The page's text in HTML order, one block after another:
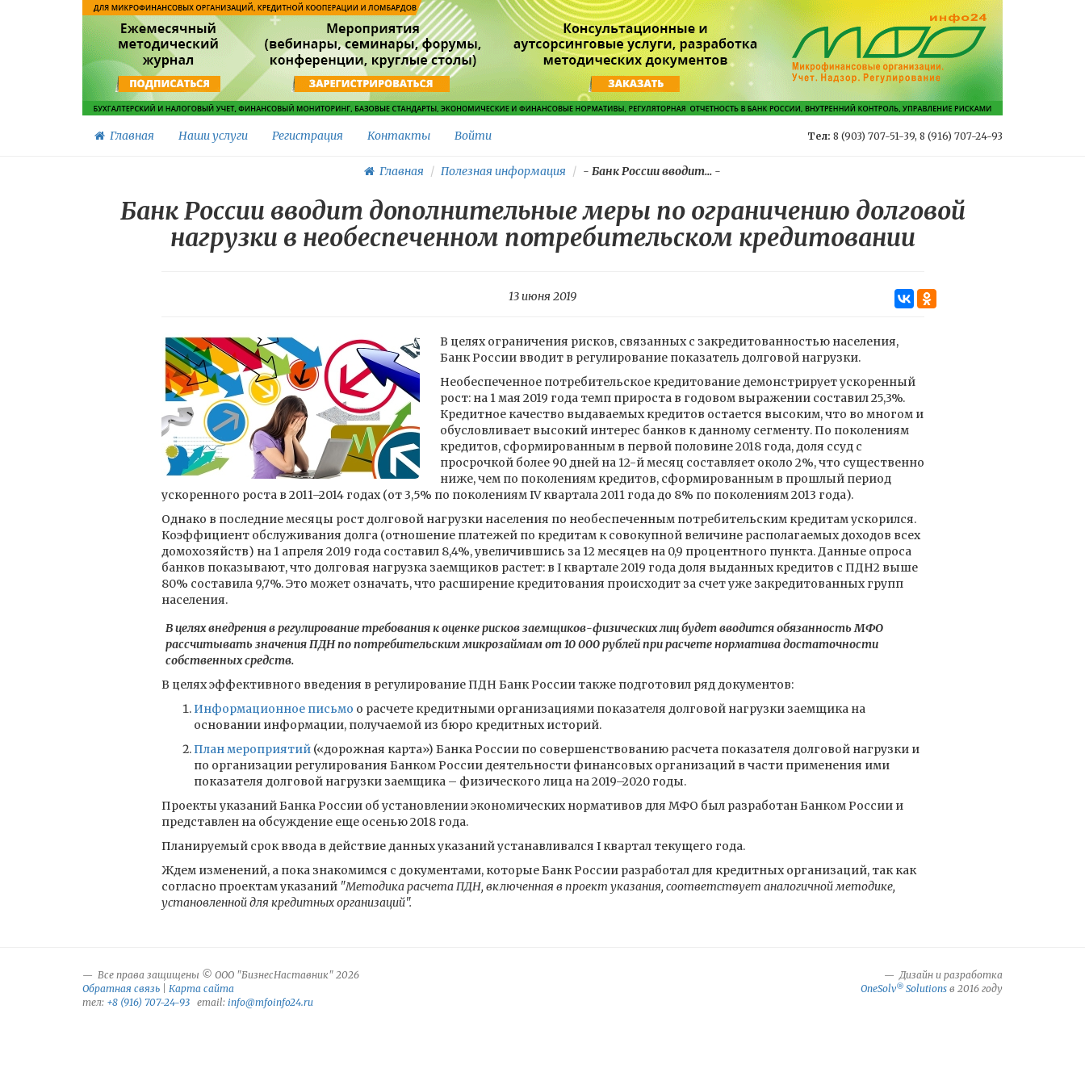
Главная Наши услуги Регистрация Контакты Войти Тел: 8 (903) 707-51-39, 8 (916) 707-24-93
Главная Полезная информация - Банк России вводит... -
Банк России вводит дополнительные меры по ограничению долговой
нагрузки в необеспеченном потребительском кредитовании
13 июня 2019
В целях ограничения рисков, связанных с закредитованностью населения,
Банк России вводит в регулирование показатель долговой нагрузки.
Необеспеченное потребительское кредитование демонстрирует ускоренный
рост: на 1 мая 2019 года темп прироста в годовом выражении составил 25,3%.
Кредитное качество выдаваемых кредитов остается высоким, что во многом и
обусловливает высокий интерес банков к данному сегменту. По поколениям
кредитов, сформированным в первой половине 2018 года, доля ссуд с
просрочкой более 90 дней на 12-й месяц составляет около 2%, что существенно
ниже, чем по поколениям кредитов, сформированным в прошлый период
ускоренного роста в 2011–2014 годах (от 3,5% по поколениям IV квартала 2011 года до 8% по поколениям 2013 года).
Однако в последние месяцы рост долговой нагрузки населения по необеспеченным потребительским кредитам ускорился.
Коэффициент обслуживания долга (отношение платежей по кредитам к совокупной величине располагаемых доходов всех
домохозяйств) на 1 апреля 2019 года составил 8,4%, увеличившись за 12 месяцев на 0,9 процентного пункта. Данные опроса
банков показывают, что долговая нагрузка заемщиков растет: в I квартале 2019 года доля выданных кредитов с ПДН2 выше
80% составила 9,7%. Это может означать, что расширение кредитования происходит за счет уже закредитованных групп
населения.
В целях внедрения в регулирование требования к оценке рисков заемщиков-физических лиц будет вводится обязанность МФО
рассчитывать значения ПДН по потребительским микрозаймам от 10 000 рублей при расчете норматива достаточности
собственных средств.
В целях эффективного введения в регулирование ПДН Банк России также подготовил ряд документов:
Информационное письмо о расчете кредитными организациями показателя долговой нагрузки заемщика на
основании информации, получаемой из бюро кредитных историй.
План мероприятий(«дорожная карта») Банка России по совершенствованию расчета показателя долговой нагрузки и
по организации регулирования Банком России деятельности финансовых организаций в части применения ими
показателя долговой нагрузки заемщика – физического лица на 2019–2020 годы.
Проекты указаний Банка России об установлении экономических нормативов для МФО был разработан Банком России и
представлен на обсуждение еще осенью 2018 года.
Планируемый срок ввода в действие данных указаний устанавливался I квартал текущего года.
Ждем изменений, а пока знакомимся с документами, которые Банк России разработал для кредитных организаций, так как
согласно проектам указаний "Методика расчета ПДН, включенная в проект указания, соответствует аналогичной методике,
установленной для кредитных организаций".
Все права защищены © ООО "БизнесНаставник" 2026
Обратная связь
Карта сайта
тел: +8 (916) 707-24-93 email: info@mfoinfo24.ru
Дизайн и разработка
OneSolv® Solutions в 2016 году